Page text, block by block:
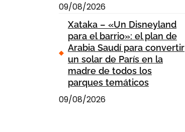
09/08/2026
Xataka – «Un Disneyland
para el barrio»: el plan de
Arabia Saudí para convertir
un solar de París en la
madre de todos los
parques temáticos
09/08/2026